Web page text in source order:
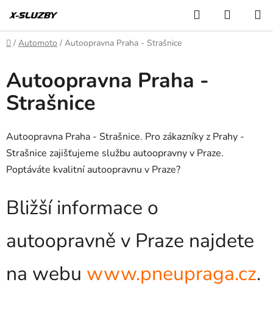
na
obsah
Hledat
KOŠÍK
Domů
/ Automoto / Autoopravna Praha - Strašnice
Autoopravna Praha -
Strašnice
Autoopravna Praha - Strašnice. Pro zákazníky z Prahy -
Strašnice zajišťujeme službu autoopravny v Praze.
Poptáváte kvalitní autoopravnu v Praze?
Bližší informace o
autoopravně v Praze najdete
na webu www.pneupraga.cz.